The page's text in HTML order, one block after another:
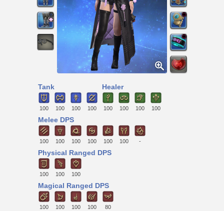
Tank
100 100 100 100
Healer
100 100 100 100
Melee DPS
100 100 100 100 100 100 -
Physical Ranged DPS
100 100 100
Magical Ranged DPS
100 100 100 100 80